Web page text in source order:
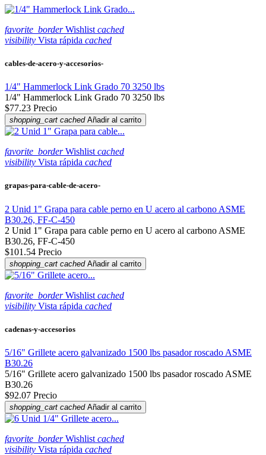
favorite_border Wishlist cached
visibility Vista rápida cached
cables-de-acero-y-accesorios-
1/4" Hammerlock Link Grado 70 3250 lbs
1/4" Hammerlock Link Grado 70 3250 lbs
$77.23 Precio
shopping_cart cached Añadir al carrito
favorite_border Wishlist cached
visibility Vista rápida cached
grapas-para-cable-de-acero-
2 Unid 1" Grapa para cable perno en U acero al carbono ASME
B30.26, FF-C-450
2 Unid 1" Grapa para cable perno en U acero al carbono ASME
B30.26, FF-C-450
$101.54 Precio
shopping_cart cached Añadir al carrito
favorite_border Wishlist cached
visibility Vista rápida cached
cadenas-y-accesorios
5/16" Grillete acero galvanizado 1500 lbs pasador roscado ASME
B30.26
5/16" Grillete acero galvanizado 1500 lbs pasador roscado ASME
B30.26
$92.07 Precio
shopping_cart cached Añadir al carrito
favorite_border Wishlist cached
visibility Vista rápida cached